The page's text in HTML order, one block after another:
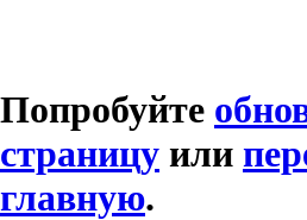
Попробуйте
страницу или
главную.